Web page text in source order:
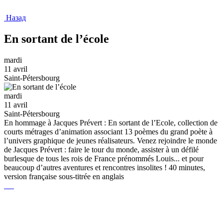
Назад
En sortant de l’école
mardi
11 avril
Saint-Pétersbourg
mardi
11 avril
Saint-Pétersbourg
En hommage à Jacques Prévert : En sortant de l’Ecole, collection de
courts métrages d’animation associant 13 poèmes du grand poète à
l’univers graphique de jeunes réalisateurs. Venez rejoindre le monde
de Jacques Prévert : faire le tour du monde, assister à un défilé
burlesque de tous les rois de France prénommés Louis... et pour
beaucoup d’autres aventures et rencontres insolites ! 40 minutes,
version française sous-titrée en anglais